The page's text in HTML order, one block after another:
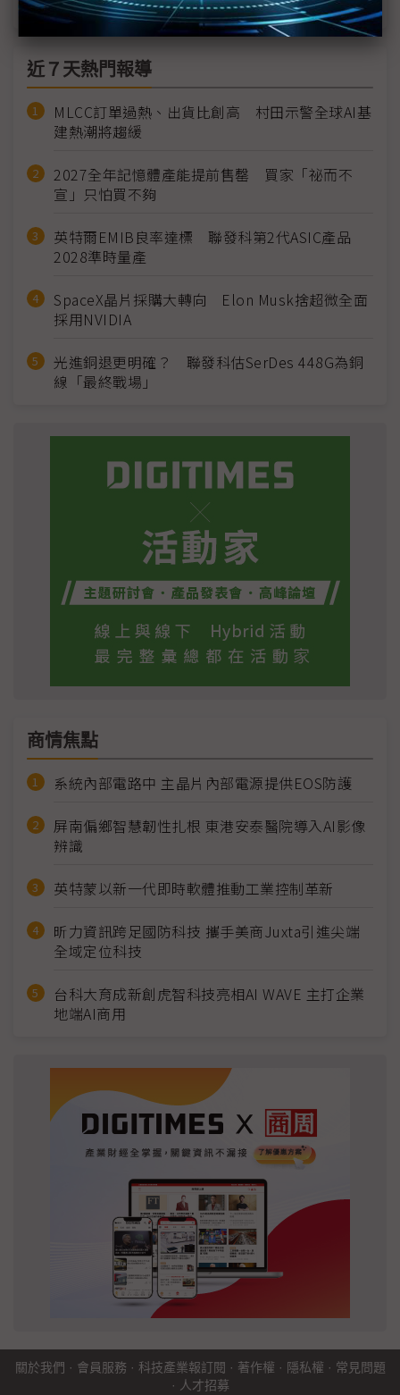
近７天熱門報導
MLCC訂單過熱、出貨比創高 村田示警全球AI基
建熱潮將趨緩
2027全年記憶體產能提前售罄 買家「祕而不
宣」只怕買不夠
英特爾EMIB良率達標 聯發科第2代ASIC產品
2028準時量產
SpaceX晶片採購大轉向 Elon Musk捨超微全面
採用NVIDIA
光進銅退更明確？ 聯發科估SerDes 448G為銅
線「最終戰場」
商情焦點
系統內部電路中 主晶片內部電源提供EOS防護
屏南偏鄉智慧韌性扎根 東港安泰醫院導入AI影像
辨識
英特蒙以新一代即時軟體推動工業控制革新
昕力資訊跨足國防科技 攜手美商Juxta引進尖端
全域定位科技
台科大育成新創虎智科技亮相AI WAVE 主打企業
地端AI商用
關於我們 · 會員服務 · 科技產業報訂閱 · 著作權 · 隱私權 · 常見問題
· 人才招募